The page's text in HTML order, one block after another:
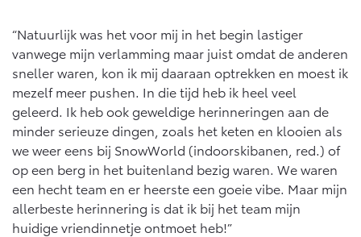
“Natuurlijk was het voor mij in het begin lastiger
vanwege mijn verlamming maar juist omdat de anderen
sneller waren, kon ik mij daaraan optrekken en moest ik
mezelf meer pushen. In die tijd heb ik heel veel
geleerd. Ik heb ook geweldige herinneringen aan de
minder serieuze dingen, zoals het keten en klooien als
we weer eens bij SnowWorld (indoorskibanen, red.) of
op een berg in het buitenland bezig waren. We waren
een hecht team en er heerste een goeie vibe. Maar mijn
allerbeste herinnering is dat ik bij het team mijn
huidige vriendinnetje ontmoet heb!”